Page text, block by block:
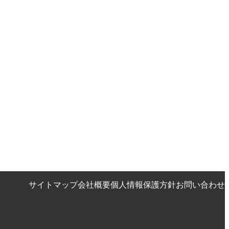
サイトマップ会社概要個人情報保護方針お問い合わせ